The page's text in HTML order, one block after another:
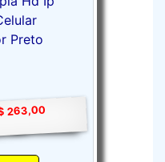
263,00